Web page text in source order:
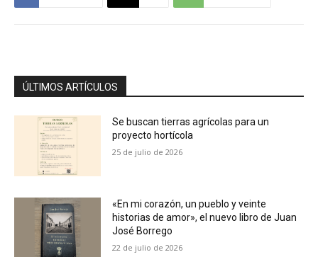
ÚLTIMOS ARTÍCULOS
Se buscan tierras agrícolas para un
proyecto hortícola
25 de julio de 2026
«En mi corazón, un pueblo y veinte
historias de amor», el nuevo libro de Juan
José Borrego
22 de julio de 2026